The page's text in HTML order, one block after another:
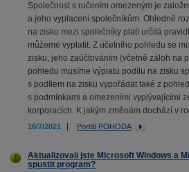
Společnost s ručením omezeným je
a jeho vyplacení společníkům. Ohledně
na zisku mezi společníky platí určitá
můžeme vyplatit. Z účetního pohledu se
zisku, jeho zaúčtováním (včetně záloh na
pohledu musíme výplatu podílu na zisku
s podílem na zisku vypořádat také z
s podmínkami a omezeními vyplývajícími
korporacích. K jakým změnám dochází v
16/7/2021 Portál POHODA
Aktualizovali jste Microsoft Windows a
spustit program?